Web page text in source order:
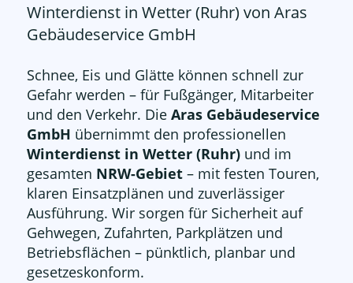
Winterdienst in Wetter (Ruhr) von Aras
Gebäudeservice GmbH
Schnee, Eis und Glätte können schnell zur
Gefahr werden – für Fußgänger, Mitarbeiter
und den Verkehr. Die Aras Gebäudeservice
GmbH übernimmt den professionellen
Winterdienst in Wetter (Ruhr) und im
gesamten NRW-Gebiet– mit festen Touren,
klaren Einsatzplänen und zuverlässiger
Ausführung. Wir sorgen für Sicherheit auf
Gehwegen, Zufahrten, Parkplätzen und
Betriebsflächen – pünktlich, planbar und
gesetzeskonform.